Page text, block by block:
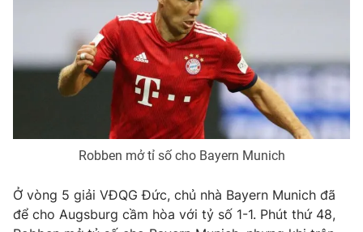
Robben mở tỉ số cho Bayern Munich
Ở vòng 5 giải VĐQG Đức, chủ nhà Bayern Munich đã
để cho Augsburg cầm hòa với tỷ số 1-1. Phút thứ 48,